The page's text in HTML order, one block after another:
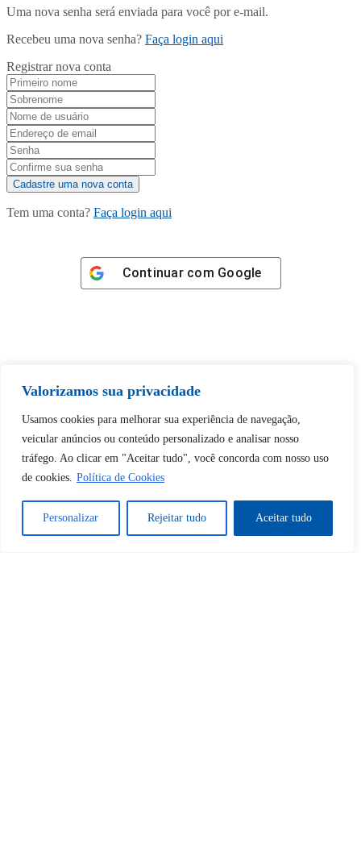
Valorizamos sua privacidade
Usamos cookies para melhorar sua experiência de navegação,
veicular anúncios ou conteúdo personalizado e analisar nosso
tráfego. Ao clicar em "Aceitar tudo", você concorda com nosso uso
de cookies. Política de Cookies
Personalizar Rejeitar tudo Aceitar tudo
Uma nova senha será enviada para você por e-mail.
Recebeu uma nova senha? Faça login aqui
Registrar nova conta
Tem uma conta? Faça login aqui
Continuar com Google
Tem certeza de que deseja
Desbloquear esquerda : 0
Sim Não